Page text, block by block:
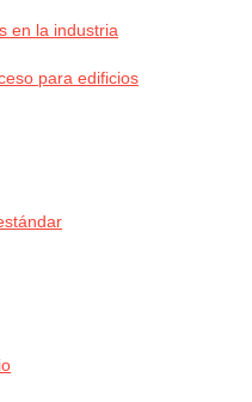
en la industria
para edificios